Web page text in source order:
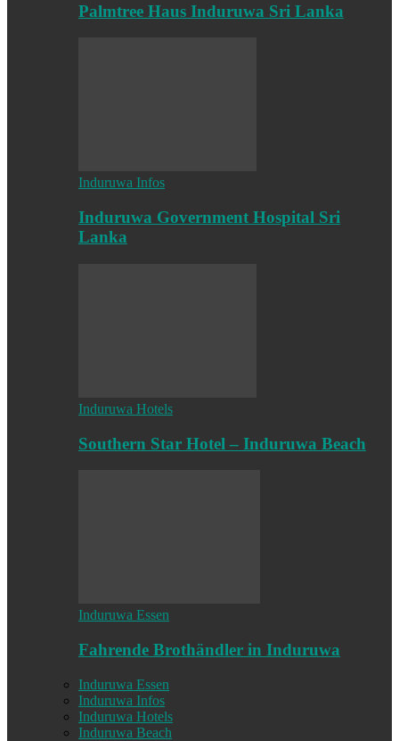
Palmtree Haus Induruwa Sri Lanka
Induruwa Infos
Induruwa Government Hospital Sri
Lanka
Induruwa Hotels
Southern Star Hotel – Induruwa Beach
Induruwa Essen
Fahrende Brothändler in Induruwa
Induruwa Essen
Induruwa Infos
Induruwa Hotels
Induruwa Beach